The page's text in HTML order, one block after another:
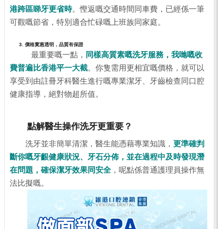
港跨區睇牙更省時。慳返嘅交通時間同車費，已經係一筆
可觀嘅節省，特別適合忙碌嘅上班族同家庭。
3. 價格實惠透明，品質有保證
最重要嘅一點， 同樣高質素嘅洗牙服務，我哋嘅收
費普遍比香港平一大截。你隻需用更相宜嘅價格，就可以
享受到由註冊牙科醫生進行嘅專業潔牙、牙齒檢查同口腔
健康指導，絕對物超所值。
點解醫生操作洗牙更重要？
洗牙並非簡單清潔，醫生能憑藉專業知識， 更準確判
斷你嘅牙齦健康狀況、牙石分佈，並在過程中及時發現潛
在問題，確保潔牙效果同安全，呢點係普通護理員操作無
法比擬嘅。